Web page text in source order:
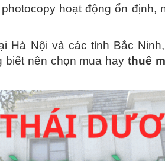
hoạt động ổn định,
Hà Nội và các tỉnh Bắc
biết nên chọn mua haythuê